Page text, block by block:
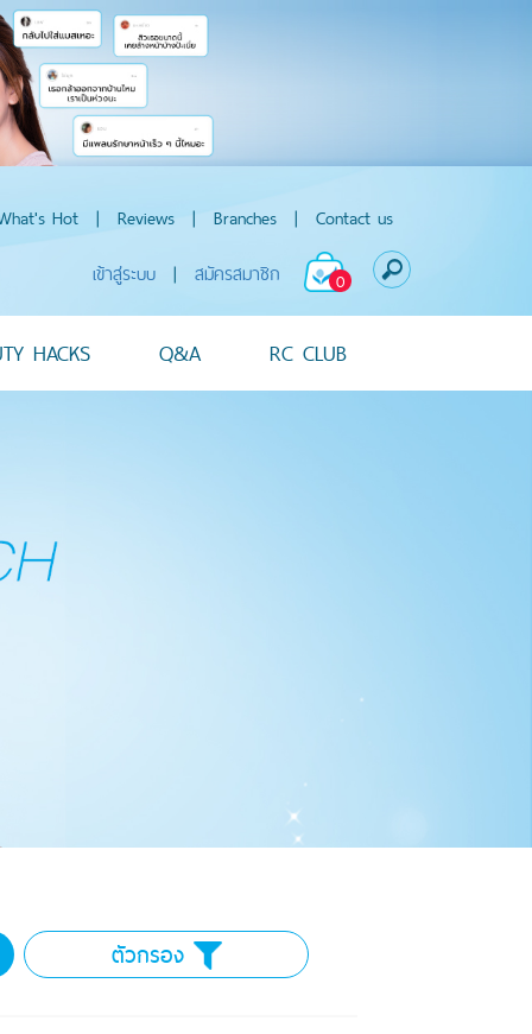
Hot | Reviews | Branches | Contact us
0
เข้าสู่ระบบ | สมัครสมาชิก
HACKS Q&A RC CLUB
ตัวกรอง